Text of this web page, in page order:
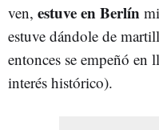
ven, estuve en Berlín
estuve dándole de
entonces se empeñó en
interés histórico).